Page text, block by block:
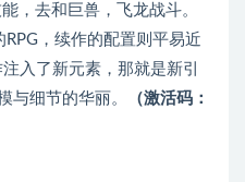
，去和巨兽，飞龙战斗。
，续作的配置则平易近
入了新元素，那就是新引
与细节的华丽。
（激活码：